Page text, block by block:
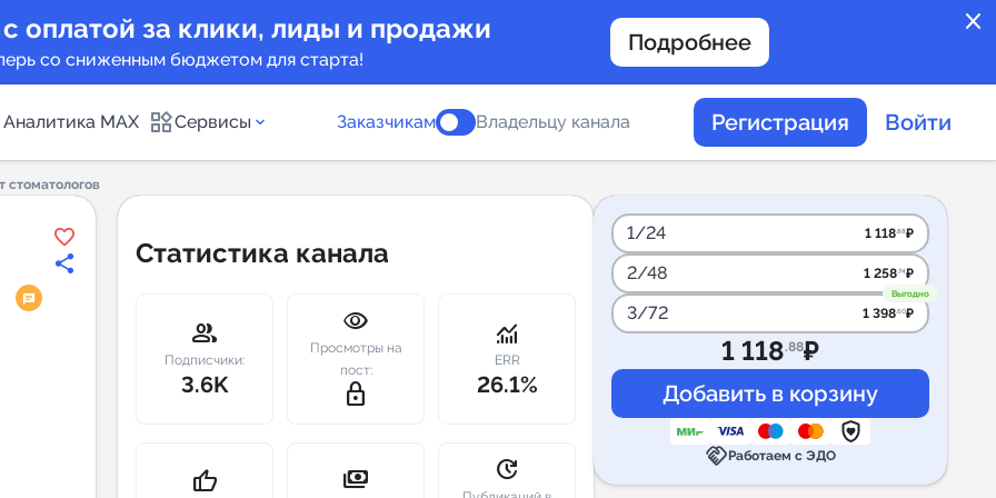
close
оплатой за клики, лиды и продажи
со сниженным бюджетом для старта!
Подробнее
Аналитика MAX Сервисы
Индекс читаемости каналов в
Telegram
New
сопровождение
Заказчикам Владельцу канала Регистрация Войти
стоматологов
Статистика канала
group
Подписчики:
3.6K
visibility
Просмотры на
пост:
lock_outline
monitoring
ERR
26.1%
thumb_up payments update
1/24 1 118.88₽
2/48 1 258.74₽
Выгодно
3/72 1 398.60₽
1 118.88₽
handshakeРаботаем с ЭДО